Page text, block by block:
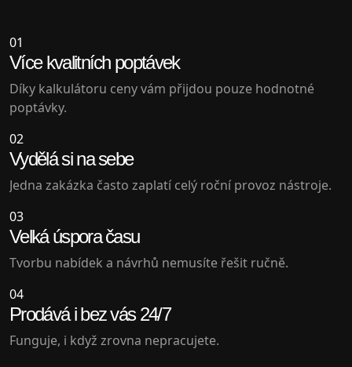
01
Více kvalitních poptávek
Díky kalkulátoru ceny vám přijdou pouze hodnotné
poptávky.
02
Vydělá si na sebe
Jedna zakázka často zaplatí celý roční provoz nástroje.
03
Velká úspora času
Tvorbu nabídek a návrhů nemusíte řešit ručně.
04
Prodává i bez vás 24/7
Funguje, i když zrovna nepracujete.